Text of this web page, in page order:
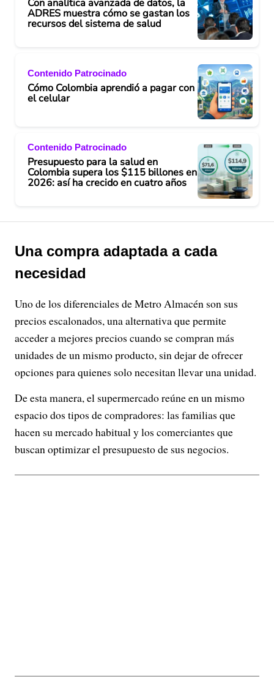
Con analítica avanzada de datos, la
ADRES muestra cómo se gastan los
recursos del sistema de salud
Contenido Patrocinado
Cómo Colombia aprendió a pagar con
el celular
Contenido Patrocinado
Presupuesto para la salud en
Colombia supera los $115 billones en
2026: así ha crecido en cuatro años
Una compra adaptada a cada
necesidad
Uno de los diferenciales de Metro Almacén son sus
precios escalonados, una alternativa que permite
acceder a mejores precios cuando se compran más
unidades de un mismo producto, sin dejar de ofrecer
opciones para quienes solo necesitan llevar una unidad.
De esta manera, el supermercado reúne en un mismo
espacio dos tipos de compradores: las familias que
hacen su mercado habitual y los comerciantes que
buscan optimizar el presupuesto de sus negocios.